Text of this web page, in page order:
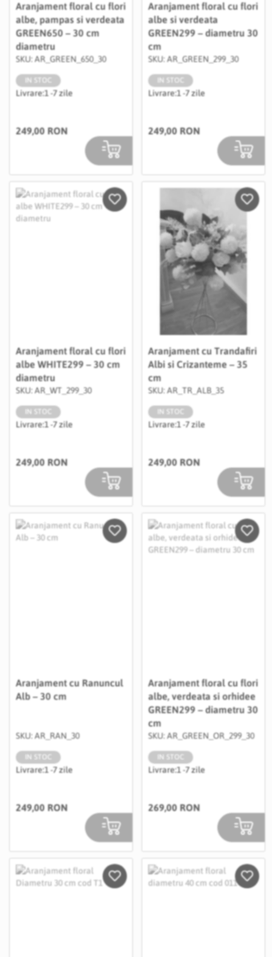
Aranjament floral cu flori
albe, pampas si verdeata
GREEN650 – 30 cm
diametru
SKU: AR_GREEN_650_30
IN STOC
Livrare:1 -7 zile
249,00 RON
Aranjament floral cu flori
albe si verdeata
GREEN299 – diametru 30
cm
SKU: AR_GREEN_299_30
IN STOC
Livrare:1 -7 zile
249,00 RON
Aranjament floral cu flori
albe WHITE299 – 30 cm
diametru
SKU: AR_WT_299_30
IN STOC
Livrare:1 -7 zile
249,00 RON
Salveaza in Wishlist
Aranjament cu Trandafiri
Albi si Crizanteme – 35
cm
SKU: AR_TR_ALB_35
IN STOC
Livrare:1 -7 zile
249,00 RON
Aranjament cu Ranuncul
Alb – 30 cm
SKU: AR_RAN_30
IN STOC
Livrare:1 -7 zile
249,00 RON
Salveaza in Wishlist
Aranjament floral cu flori
albe, verdeata si orhidee
GREEN299 – diametru 30
cm
SKU: AR_GREEN_OR_299_30
IN STOC
Livrare:1 -7 zile
269,00 RON
Salveaza in Wishlist